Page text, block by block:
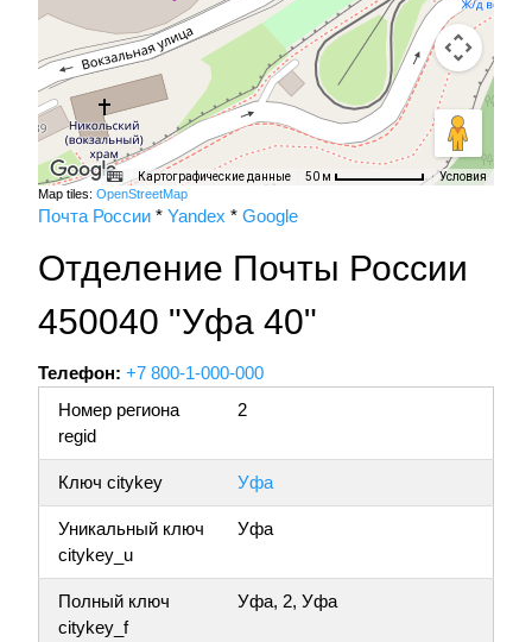
Картографические данные 50 м Условия
Map tiles: OpenStreetMap
Почта России * Yandex * Google
Отделение Почты России
450040 "Уфа 40"
Телефон: +7 800-1-000-000
Номер региона
regid
2
Ключ citykey Уфа
Уникальный ключ
citykey_u
Уфа
Полный ключ
citykey_f
Уфа, 2, Уфа